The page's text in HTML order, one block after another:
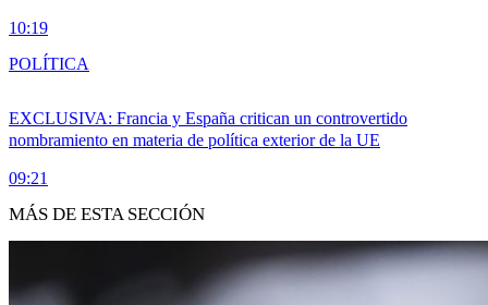
10:19
EXCLUSIVA: Francia y España critican un controvertido
nombramiento en materia de política exterior de la UE
09:21
POLÍTICA
MÁS DE ESTA SECCIÓN